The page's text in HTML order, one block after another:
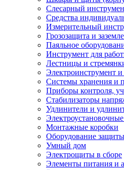
Слесарный
Средства
Измерительный
Грозозащита и
Паяльное
Инструмент для
Лестницы и
Электроинструмент и
Системы хранения и
Приборы контроля,
Стабилизаторы
Удлинители и
Монтажные коробки
Оборудование
Умный дом
Электрощиты в сборе
Элементы питания и